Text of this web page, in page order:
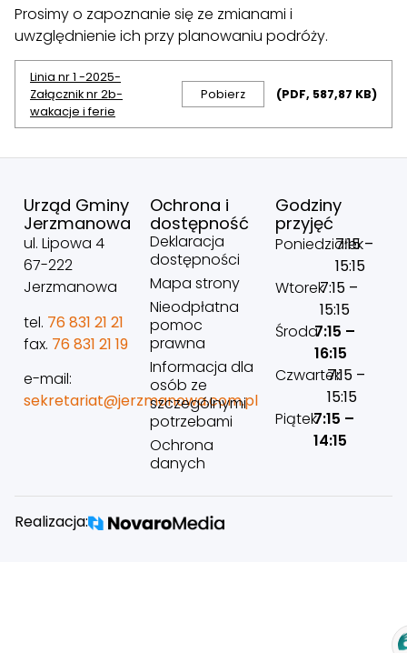
Prosimy o zapoznanie się ze zmianami i
uwzględnienie ich przy planowaniu podróży.
Linia nr 1 -2025-
Załącznik nr 2b-
wakacje i ferie
Pobierz (PDF, 587,87 KB)
Urząd Gminy
Jerzmanowa
ul. Lipowa 4
67-222
Jerzmanowa
tel. 76 831 21 21
fax. 76 831 21 19
e-mail:
sekretariat@jerzmanowa.com.pl
Ochrona i
dostępność
Deklaracja
dostępności
Mapa strony
Nieodpłatna
pomoc
prawna
Informacja dla
osób ze
szczególnymi
potrzebami
Ochrona
danych
Godziny
przyjęć
Poniedziałek
7:15 –
15:15
Wtorek7:15 –
15:15
Środa7:15 –
16:15
Czwartek7:15 –
15:15
Piątek7:15 –
14:15
Realizacja: